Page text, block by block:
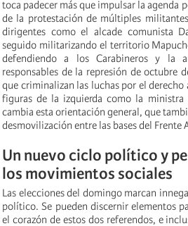
toca padecer más que impulsar la agenda
de la protestación de múltiples
dirigentes como el alcade comunista
seguido militarizando el territorio
defendiendo a los Carabineros y la
responsables de la represión de octubre
que criminalizan las luchas por el derecho
figuras de la izquierda como la ministra
cambia esta orientación general, que
desmovilización entre las bases del Frente
Un nuevo ciclo político y
los movimientos sociales
Las elecciones del domingo marcan
político. Se pueden discernir elementos
el corazón de estos dos referendos, e